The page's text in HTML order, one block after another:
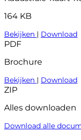
164 KB
Bekijken | Download
PDF
Brochure
Bekijken | Download
ZIP
Alles downloaden
Download alle